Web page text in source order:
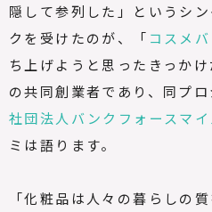
隠して参列した」というシ
クを受けたのが、「 コスメ
ち上げようと思ったきっか
の共同創業者であり、同プ
社団法人バンクフォースマ
ミは語ります。
「化粧品は人々の暮らしの